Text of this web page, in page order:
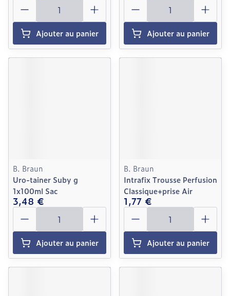
Ajouter au panier Ajouter au panier
B. Braun
Uro-tainer Suby g
1x100ml Sac
3,48 €
Quantité
Ajouter au panier
B. Braun
Intrafix Trousse Perfusion
Classique+prise Air
1,77 €
Quantité
Ajouter au panier